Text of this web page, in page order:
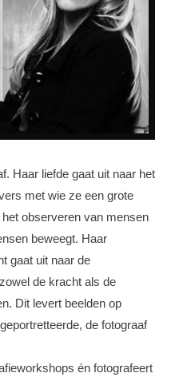
Haar liefde gaat uit naar het
met wie ze een grote
het observeren van mensen
beweegt. Haar
gaat uit naar de
de kracht als de
Dit levert beelden op
de fotograaf
én fotografeert